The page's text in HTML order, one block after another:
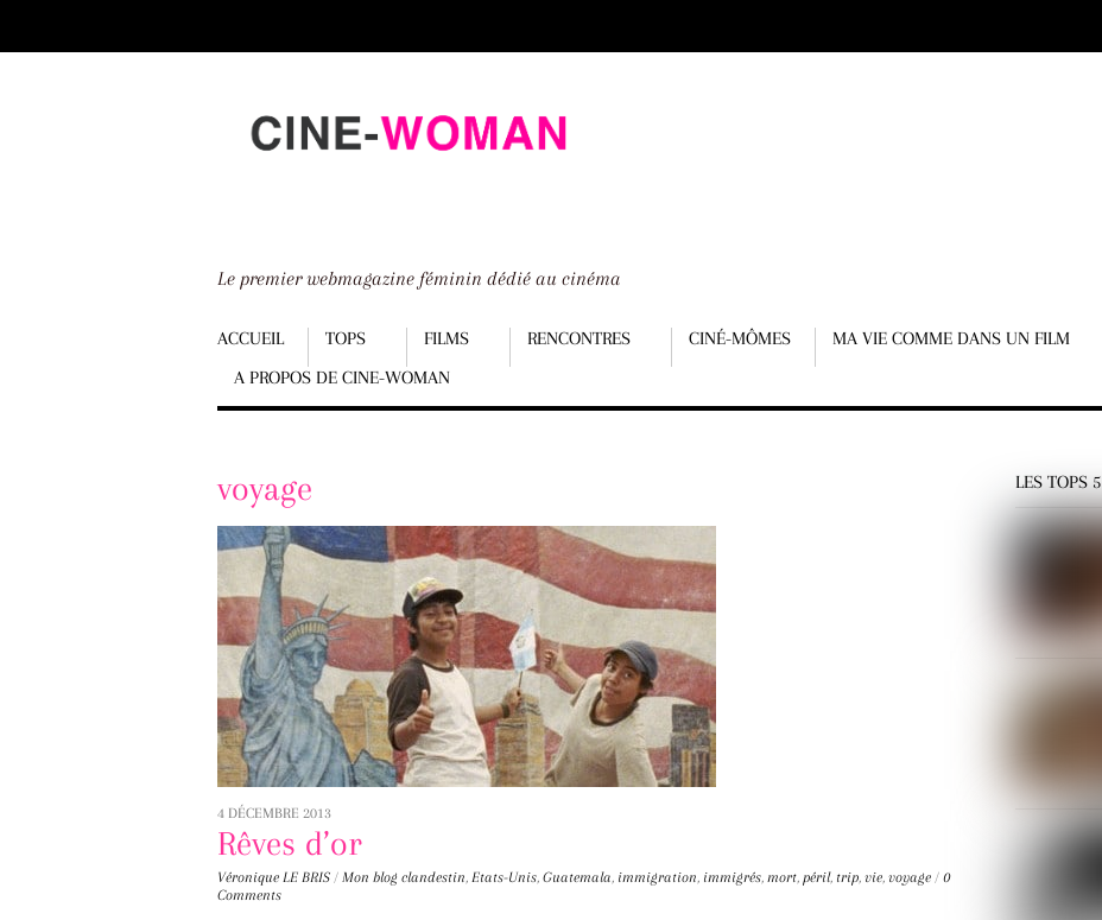
down
Le premier webmagazine féminin dédié au cinéma
Menu
ACCUEIL TOPS FILMS RENCONTRES CINÉ-MÔMES
MA VIE COMME DANS UN FILM
A PROPOS DE CINE-WOMAN
Scroll
content
voyage
4 DÉCEMBRE 2013
Rêves d’or
Véronique LE BRIS / Mon blog clandestin, Etats-Unis, Guatemala, immigration, immigrés, mort, péril, trip, vie, voyage / 0
Comments
LES TOPS 5